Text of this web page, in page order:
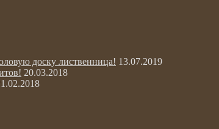
доску лиственница! 13.07.2019
20.03.2018